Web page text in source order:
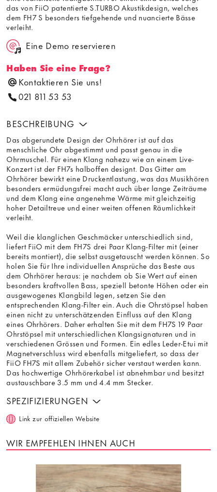
das von FiiO patentierte S.TURBO Akustikdesign, welches
dem FH7 S besonders tiefgehende und nuancierte Bässe
verleiht.
Eine Demo reservieren
Haben Sie eine Frage?
Kontaktieren Sie uns!
021 811 53 53
BESCHREIBUNG
Das abgerundete Design der Ohrhörer ist auf das
menschliche Ohr abgestimmt und passt genau in die
Ohrmuschel. Für einen Klang nahezu wie an einem Live-
Konzert ist der FH7s halboffen designt. Das Gitter am
Ohrhörer bewirkt eine Druckentlastung, was das Musikhören
besonders ermüdungsfrei macht auch über lange Zeiträume
und dem Klang eine angenehme Wärme mit gleichzeitig
hoher Detailtreue und einer weiten offenen Räumlichkeit
verleiht.
Weil die klanglichen Geschmäcker unterschiedlich sind,
liefert FiiO mit dem FH7S drei Paar Klang-Filter mit (einer
bereits montiert), die selbst ausgetauscht werden können. So
holen Sie für Ihre individuellen Ansprüche das Beste aus
dem Ohrhörer heraus: je nachdem ob Sie Wert auf einen
besonders kraftvollen Bass, speziell betonte Höhen oder ein
ausgewogenes Klangbild legen, setzen Sie den
entsprechenden Klang-Filter ein. Auch die Ohrstöpsel haben
einen nicht zu unterschätzenden Einfluss auf den Klang
eines Ohrhörers. Daher erhalten Sie mit dem FH7S 19 Paar
Ohrstöpsel mit unterschiedlichen Klangsignaturen und in
verschiedenen Grössen und Formen. Ein edles Leder-Etui mit
Magnetverschluss wird ebenfalls mitgeliefert, so dass der
FiiO FH7S mit allem Zubehör sicher verstaut werden kann.
Das hochwertige Ohrhörerkabel ist abnehmbar und besitzt
austauschbare 3.5 mm und 4.4 mm Stecker.
SPEZIFIZIERUNGEN
Link zur offiziellen Website
WIR EMPFEHLEN IHNEN AUCH